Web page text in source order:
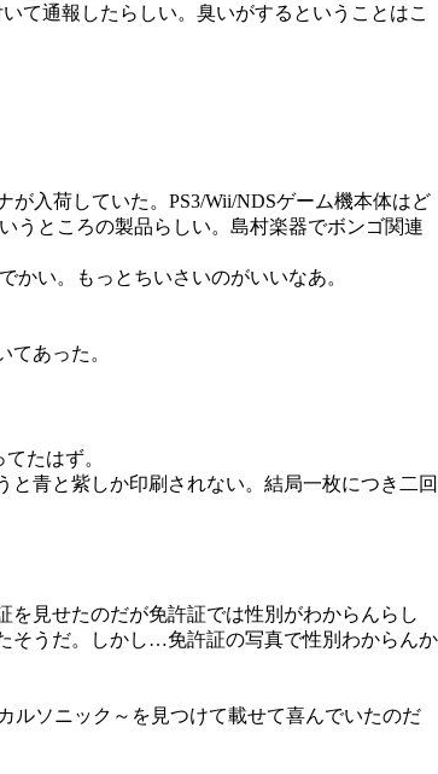
て通報したらしい。臭いがするということはこ
入荷していた。PS3/Wii/NDSゲーム機本体はど
うところの製品らしい。島村楽器でボンゴ関連
かい。もっとちいさいのがいいなあ。
あった。
たはず。
青と紫しか印刷されない。結局一枚につき二回
見せたのだが免許証では性別がわからんらし
そうだ。しかし…免許証の写真で性別わからんか
ルソニック～を見つけて載せて喜んでいたのだ